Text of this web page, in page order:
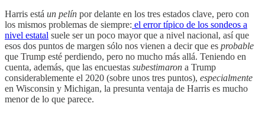
Harris está un pelín por delante en los tres estados clave, pero con
los mismos problemas de siempre: el error típico de los sondeos a
nivel estatal suele ser un poco mayor que a nivel nacional, así que
esos dos puntos de margen sólo nos vienen a decir que es probable
que Trump esté perdiendo, pero no mucho más allá. Teniendo en
cuenta, además, que las encuestas subestimaron a Trump
considerablemente el 2020 (sobre unos tres puntos), especialmente
en Wisconsin y Michigan, la presunta ventaja de Harris es mucho
menor de lo que parece.